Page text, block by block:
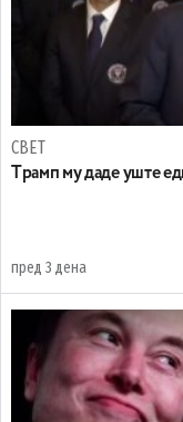
СВЕТ
Tрамп му даде уште
пред 3 дена